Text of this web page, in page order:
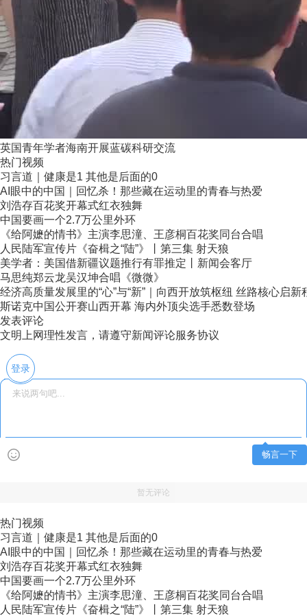
英国青年学者海南开展蓝碳科研交流
热门视频
习言道｜健康是1 其他是后面的0
AI眼中的中国｜回忆杀！那些藏在运动里的青春与热爱
刘浩存百花奖开幕式红衣独舞
中国要画一个2.7万公里外环
《给阿嬷的情书》主演李思潼、王彦桐百花奖同台合唱
人民陆军宣传片《奋楫之“陆”》丨第三集 射天狼
美学者：美国借新疆议题推行有罪推定丨新闻会客厅
马思纯郑云龙吴汉坤合唱《微微》
经济高质量发展里的“心”与“新”｜向西开放筑枢纽 丝路核心启新
斯诺克中国公开赛山西开幕 海内外顶尖选手悉数登场
发表评论
文明上网理性发言，请遵守新闻评论服务协议
登录
畅言一下
暂无评论
热门视频
习言道｜健康是1 其他是后面的0
AI眼中的中国｜回忆杀！那些藏在运动里的青春与热爱
刘浩存百花奖开幕式红衣独舞
中国要画一个2.7万公里外环
《给阿嬷的情书》主演李思潼、王彦桐百花奖同台合唱
人民陆军宣传片《奋楫之“陆”》丨第三集 射天狼